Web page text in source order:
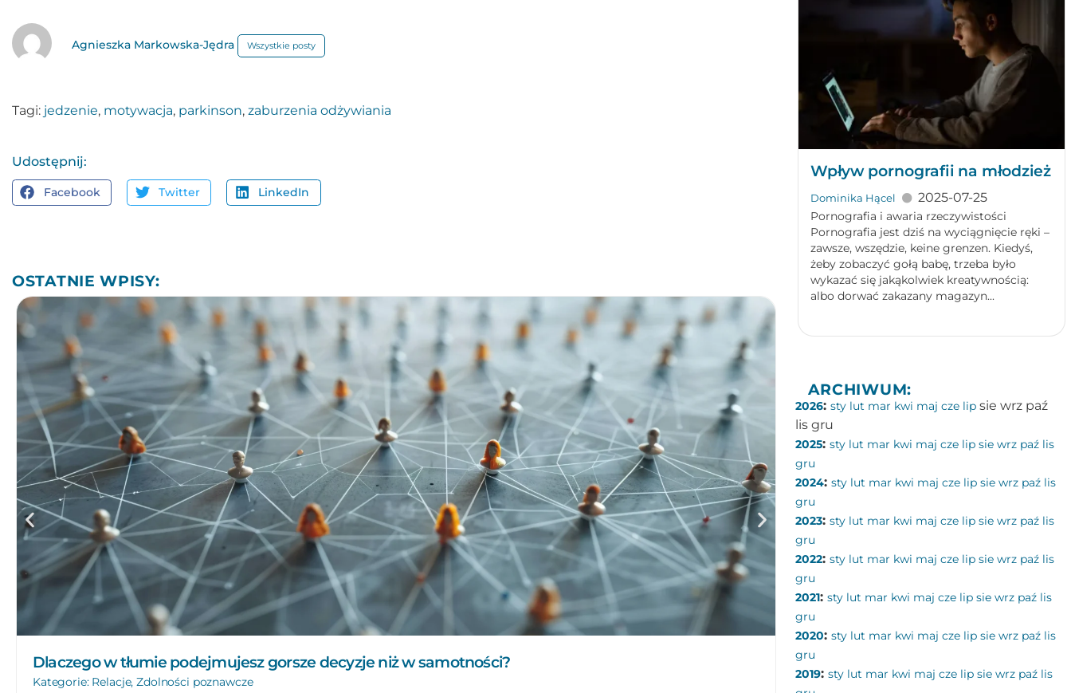
Agnieszka Markowska-Jędra Wszystkie posty
Tagi: jedzenie, motywacja, parkinson, zaburzenia odżywiania
Udostępnij:
Facebook Twitter LinkedIn
OSTATNIE WPISY:
Dlaczego w tłumie podejmujesz gorsze decyzje niż w samotności?
Kategorie: Relacje,Zdolności poznawcze
Dlaczego nuda jest dobra dla mózgu?
Kategorie:Neurofizjologia ,Zdolności poznawcze
Wpływ pornografii na młodzież
Dominika Hącel 2025-07-25
Pornografia i awaria rzeczywistości
Pornografia jest dziś na wyciągnięcie ręki –
zawsze, wszędzie, keine grenzen. Kiedyś,
żeby zobaczyć gołą babę, trzeba było
wykazać się jakąkolwiek kreatywnością:
albo dorwać zakazany magazyn...
ARCHIWUM:
2026: sty lut mar kwi maj cze lip sie wrz paź
lis gru
2025: sty lut mar kwi maj cze lip sie wrz paź lis
gru
2024: sty lut mar kwi maj cze lip sie wrz paź lis
gru
2023: sty lut mar kwi maj cze lip sie wrz paź lis
gru
2022: sty lut mar kwi maj cze lip sie wrz paź lis
gru
2021: sty lut mar kwi maj cze lip sie wrz paź lis
gru
2020: sty lut mar kwi maj cze lip sie wrz paź lis
gru
2019: sty lut mar kwi maj cze lip sie wrz paź lis